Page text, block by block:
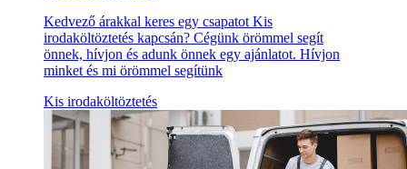
Kedvező árakkal keres egy csapatot Kis
irodaköltöztetés kapcsán? Cégünk örömmel segít
önnek, hívjon és adunk önnek egy ajánlatot. Hívjon
minket és mi örömmel segítünk
Kis irodaköltöztetés